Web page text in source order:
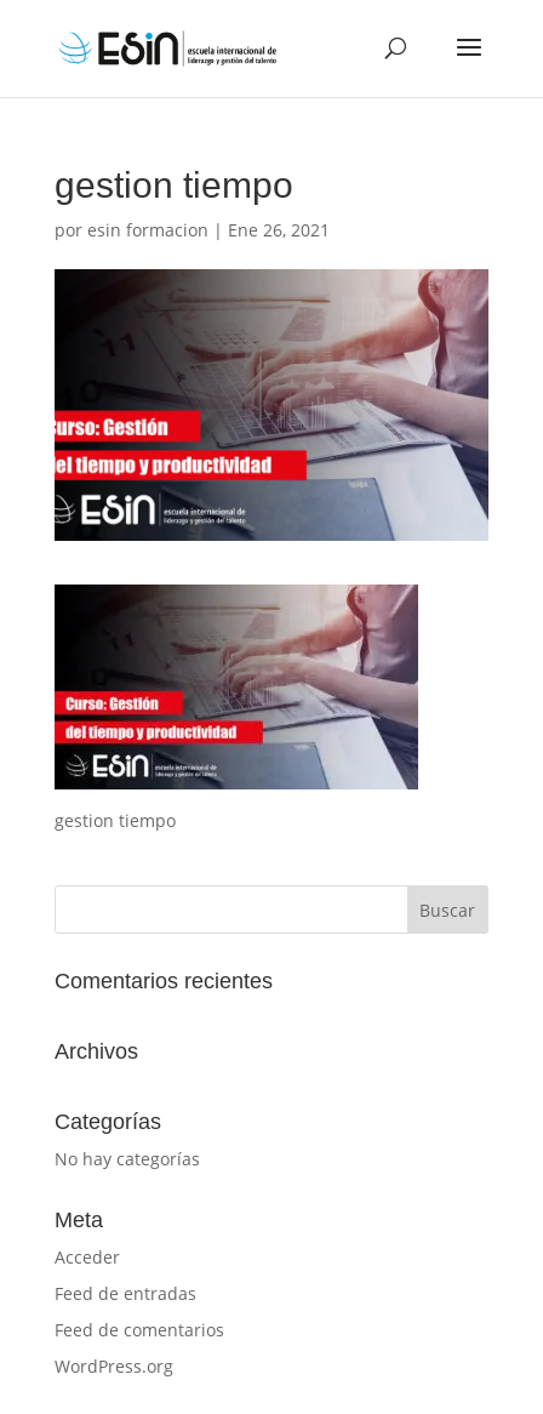
gestion tiempo
por esin formacion | Ene 26, 2021
gestion tiempo
Comentarios recientes
Archivos
Categorías
No hay categorías
Meta
Acceder
Feed de entradas
Feed de comentarios
WordPress.org